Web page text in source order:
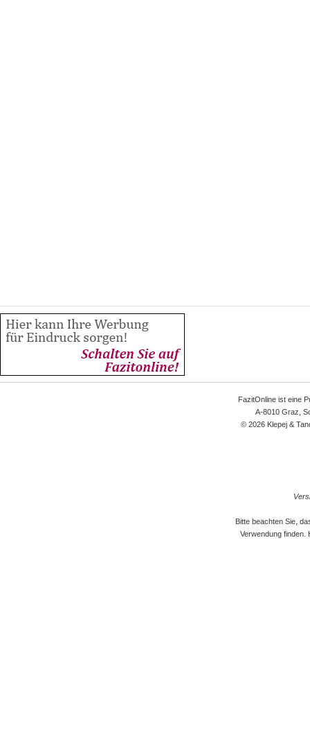
FazitOnline ist eine
A-8010 Graz,
© 2026 Klepej &
Bitte beachten Sie,
Verwendung finden.